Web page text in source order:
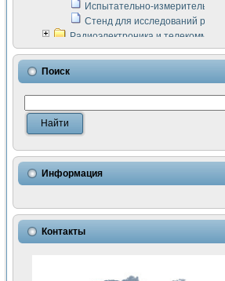
Испытательно-
Стенд для исследований
Радиоэлектроника и
LabVIEW в расчетах
Аппаратно-программный
Виртуальный лабораторный
Измерение шумовых
Измерительный
Использование NI LabVIEW
Исследовние возможности
Математическое
Применение
Симуляция отклика
Автоматизация
Разработка
Поиск
Информация
Контакты